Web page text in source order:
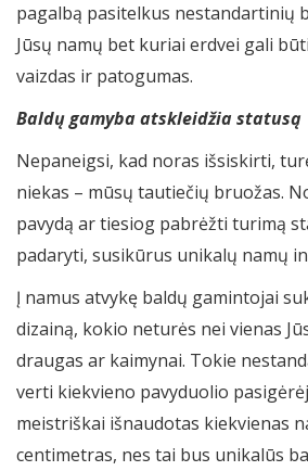
pagalbą pasitelkus nestandartinių
Jūsų namų bet kuriai erdvei gali
vaizdas ir patogumas.
Baldų gamyba atskleidžia statusą
Nepaneigsi, kad noras išsiskirti,
niekas – mūsų tautiečių bruožas.
pavydą ar tiesiog pabrėžti turimą
padaryti, susikūrus unikalų namų
Į namus atvykę baldų gamintojai
dizainą, kokio neturės nei vienas
draugas ar kaimynai. Tokie
verti kiekvieno pavyduolio
meistriškai išnaudotas kiekvienas
centimetras, nes tai bus unikalūs